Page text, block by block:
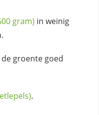
gram) in weinig
groente goed
.